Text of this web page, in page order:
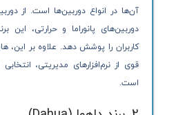
آن‌ها در انواع دوربین‌ها است. از
دوربین‌های پانوراما و حرارتی، این
کاربران را پوشش دهد. علاوه بر این،
قوی از نرم‌افزارهای مدیریتی،
است.